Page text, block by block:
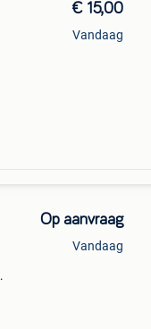
€ 15,00
Vandaag
Op aanvraag
Vandaag